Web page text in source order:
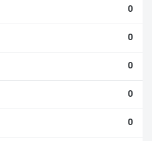
0
0
0
0
0